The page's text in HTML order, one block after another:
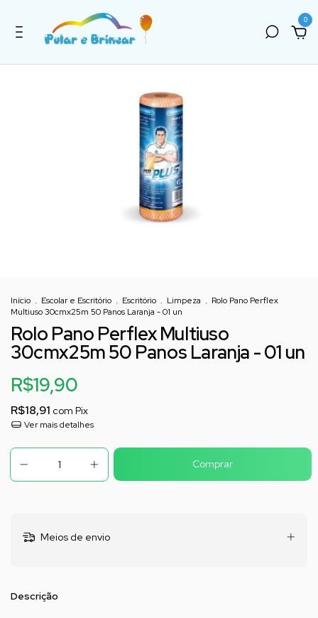
0
Início . Escolar e Escritório . Escritório . Limpeza . Rolo Pano Perflex
Multiuso 30cmx25m 50 Panos Laranja - 01 un
Rolo Pano Perflex Multiuso
30cmx25m 50 Panos Laranja - 01 un
R$19,90
R$18,91 com Pix
Ver mais detalhes
Meios de envio
Descrição